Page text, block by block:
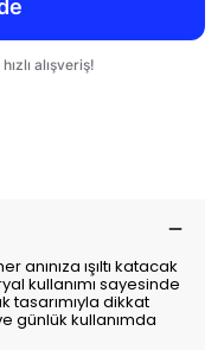
anınıza ışıltı katacak
kullanımı sayesinde
tasarımıyla dikkat
günlük kullanımda